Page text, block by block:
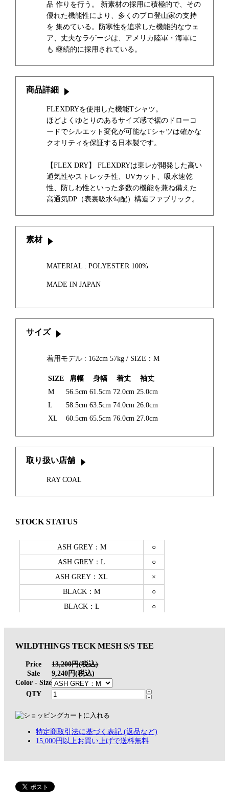
品 作りを行う。 新素材の採用に積極的で、その
優れた機能性により、多くのプロ登山家の支持
を 集めている。防寒性を追求した機能的なウェ
ア、丈夫なラゲージは、アメリカ陸軍・海軍に
も 継続的に採用されている。
商品詳細
FLEXDRYを使用した機能Tシャツ。
ほどよくゆとりのあるサイズ感で裾のドローコ
ードでシルエット変化が可能なTシャツは確かな
クオリティを保証する日本製です。
【FLEX DRY】 FLEXDRYは東レが開発した高い
通気性やストレッチ性、UVカット、吸水速乾
性、防しわ性といった多数の機能を兼ね備えた
高通気DP（表裏吸水勾配）構造ファブリック。
素材
MATERIAL : POLYESTER 100%
MADE IN JAPAN
サイズ
着用モデル : 162cm 57kg / SIZE：M
SIZE 肩幅 身幅 着丈
袖丈
M
56.5cm 61.5cm 72.0cm 25.0cm
L
58.5cm 63.5cm 74.0cm 26.0cm
XL
60.5cm 65.5cm 76.0cm 27.0cm
取り扱い店舗
RAY COAL
STOCK STATUS
WILDTHINGS TECK MESH S/S TEE
Price
13,200円(税込)
Sale
9,240円(税込)
Color - Size
QTY
特定商取引法に基づく表記 (返品など)
15,000円以上お買い上げで送料無料